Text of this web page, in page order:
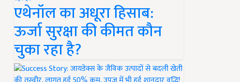
एथेनॉल का अधूरा हिसाब:
ऊर्जा सुरक्षा की कीमत कौन
चुका रहा है?